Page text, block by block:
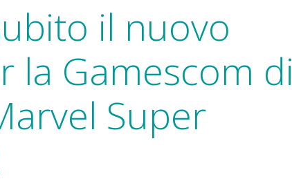
il nuovo
la Gamescom di
Super